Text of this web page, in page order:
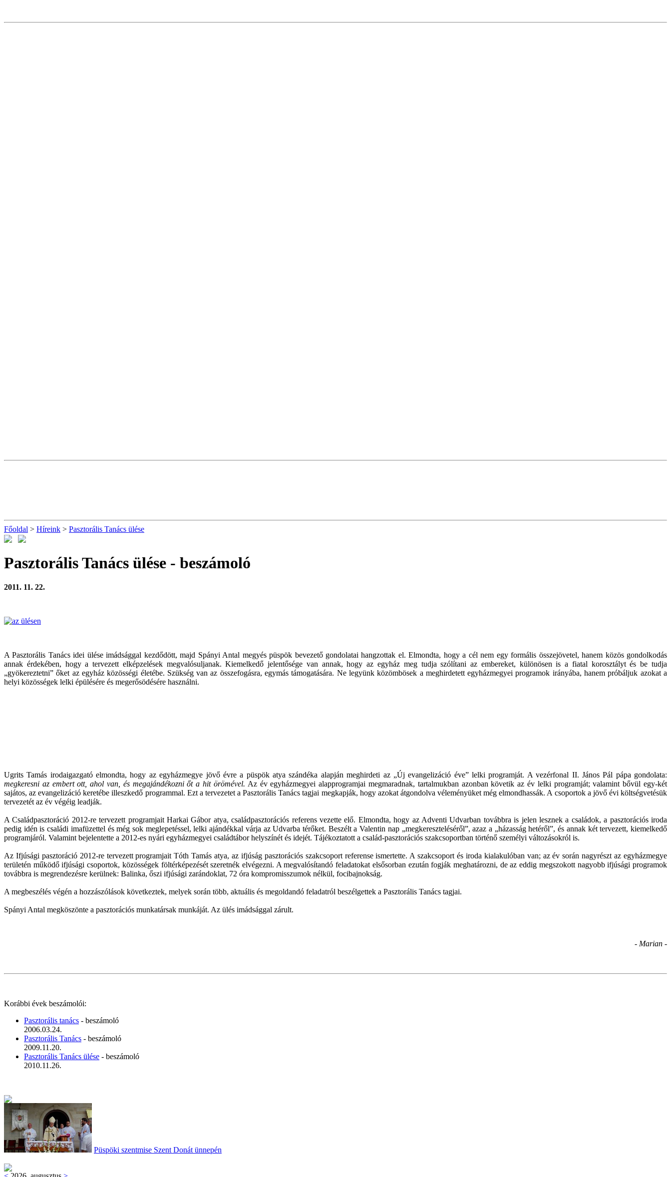
Főoldal > Híreink > Pasztorális Tanács ülése
Pasztorális Tanács ülése - beszámoló
2011. 11. 22.
A Pasztorális Tanács idei ülése imádsággal kezdődött, majd Spányi Antal megyés püspök bevezető gondolatai hangzottak el. Elmondta, hogy a cél nem egy formális összejövetel, hanem közös gondolkodás
annak érdekében, hogy a tervezett elképzelések megvalósuljanak. Kiemelkedő jelentősége van annak, hogy az egyház meg tudja szólítani az embereket, különösen is a fiatal korosztályt és be tudja
„gyökereztetni” őket az egyház közösségi életébe. Szükség van az összefogásra, egymás támogatására. Ne legyünk közömbösek a meghirdetett egyházmegyei programok irányába, hanem próbáljuk azokat a
helyi közösségek lelki épülésére és megerősödésére használni.
Ugrits Tamás irodaigazgató elmondta, hogy az egyházmegye jövő évre a püspök atya szándéka alapján meghirdeti az „Új evangelizáció éve” lelki programját. A vezérfonal II. János Pál pápa gondolata:
megkeresni az embert ott, ahol van, és megajándékozni őt a hit örömével. Az év egyházmegyei alapprogramjai megmaradnak, tartalmukban azonban követik az év lelki programját; valamint bővül egy-két
sajátos, az evangelizáció keretébe illeszkedő programmal. Ezt a tervezetet a Pasztorális Tanács tagjai megkapják, hogy azokat átgondolva véleményüket még elmondhassák. A csoportok a jövő évi költségvetésük
tervezetét az év végéig leadják.
A Családpasztoráció 2012-re tervezett programjait Harkai Gábor atya, családpasztorációs referens vezette elő. Elmondta, hogy az Adventi Udvarban továbbra is jelen lesznek a családok, a pasztorációs iroda
pedig idén is családi imafüzettel és még sok meglepetéssel, lelki ajándékkal várja az Udvarba térőket. Beszélt a Valentin nap „megkereszteléséről”, azaz a „házasság hetéről”, és annak két tervezett, kiemelkedő
programjáról. Valamint bejelentette a 2012-es nyári egyházmegyei családtábor helyszínét és idejét. Tájékoztatott a család-pasztorációs szakcsoportban történő személyi változásokról is.
Az Ifjúsági pasztoráció 2012-re tervezett programjait Tóth Tamás atya, az ifjúság pasztorációs szakcsoport referense ismertette. A szakcsoport és iroda kialakulóban van; az év során nagyrészt az egyházmegye
területén működő ifjúsági csoportok, közösségek föltérképezését szeretnék elvégezni. A megvalósítandó feladatokat elsősorban ezután fogják meghatározni, de az eddig megszokott nagyobb ifjúsági programok
továbbra is megrendezésre kerülnek: Balinka, őszi ifjúsági zarándoklat, 72 óra kompromisszumok nélkül, focibajnokság.
A megbeszélés végén a hozzászólások következtek, melyek során több, aktuális és megoldandó feladatról beszélgettek a Pasztorális Tanács tagjai.
Spányi Antal megköszönte a pasztorációs munkatársak munkáját. Az ülés imádsággal zárult.
- Marian -
Korábbi évek beszámolói:
Pasztorális tanács - beszámoló
2006.03.24.
Pasztorális Tanács - beszámoló
2009.11.20.
Pasztorális Tanács ülése - beszámoló
2010.11.26.
Püspöki szentmise Szent Donát ünnepén